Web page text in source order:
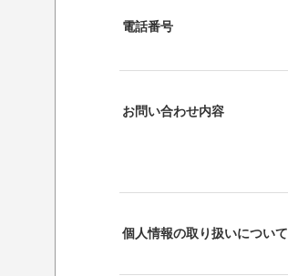
電話番号
お問い合わせ内容
個人情報の取り扱いについて